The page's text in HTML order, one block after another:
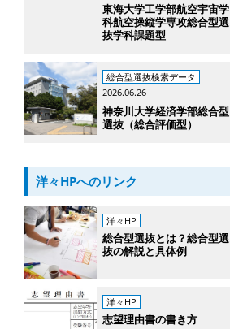
東海大学工学部航空宇宙学
科航空操縦学専攻総合型選
抜学科課題型
総合型選抜検索データ
2026.06.26
神奈川大学経済学部総合型
選抜（総合評価型）
洋々HPへのリンク
洋々HP
総合型選抜とは？総合型選
抜の解説と具体例
洋々HP
志望理由書の書き方